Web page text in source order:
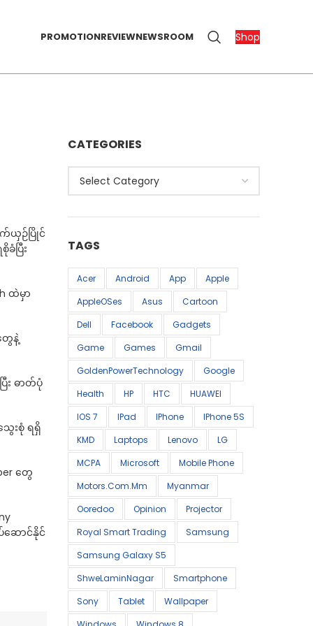
PROMOTIONREVIEWNEWSROOM Shop
က်ယှဉ်ပြိုင်
ပြီး
ထဲမှာ
ေနဲ့
း ဓာတ်ပုံ
းစုံ ရရှိ
တွေ
ဆောင်နိုင်
CATEGORIES
Categories
TAGS
Acer Android App
Apple
AppleOSes
Asus
Cartoon
Dell
Facebook
Gadgets
Game
Games
Gmail
GoldenPowerTechnology
Google
Health
HP HTC
HUAWEI
IOS 7
IPad IPhone
IPhone 5S
KMD
Laptops Lenovo
LG
MCPA
Microsoft
Mobile Phone
Motors.com.mm
Myanmar
Ooredoo
Opinion
Projector
Royal Smart Trading
Samsung
Samsung Galaxy S5
ShweLaminNagar
Smartphone
Sony
Tablet
Wallpaper